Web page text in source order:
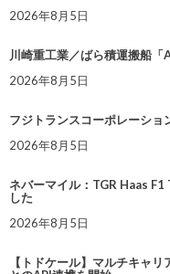
2026年8月5日
川崎重工業／ばら積運搬船「
2026年8月5日
フジトランスコーポレーショ
2026年8月5日
ネバーマイル：TGR Haas
した
2026年8月5日
【トドケール】マルチキャ